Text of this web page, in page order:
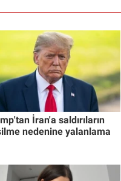
İran'a saldırıların
nedenine yalanlama